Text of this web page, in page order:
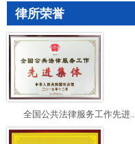
律所荣誉
全国公共法律服务工作先进..